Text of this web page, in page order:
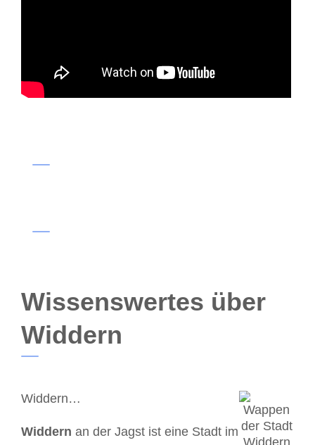
Wissenswertes über
Widdern
Widdern…
Widdern an der Jagst ist eine Stadt im